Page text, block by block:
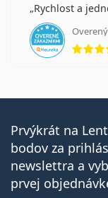
Rychlost a
Prvýkrát na
bodov za
newslettra a
prvej